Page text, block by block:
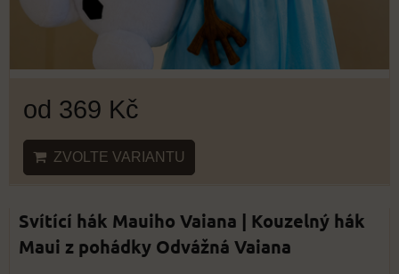
od 369 Kč
ZVOLTE VARIANTU
Svítící hák Mauiho Vaiana | Kouzelný hák
Maui z pohádky Odvážná Vaiana